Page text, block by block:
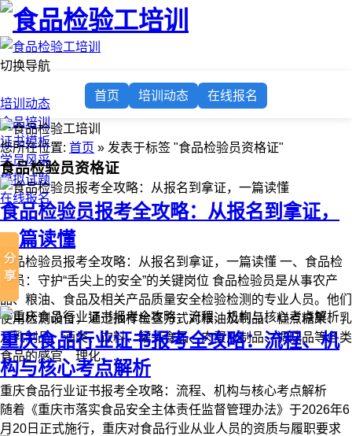
切换导航
培训动态
食品培训
证书模板
学员风采
模拟试题
在线报名
首页 培训动态 在线报名
您所在位置: 首页 » 发表于标签 "食品检验员资格证"
食品检验员资格证
食品检验员报考全攻略：从报名到拿证，
一篇读懂
食品检验员报考全攻略：从报名到拿证，一篇读懂 一、食品检
验员：守护“舌尖上的安全”的关键岗位 食品检验员是从事农产
品、粮油、食品及相关产品质量安全检验检测的专业人员。他们
使用检测设备，通过抽样检查方式对粮油及制品、糕点糖果、乳
及乳制品、酒类、饮料、罐头食品、肉蛋及制品、调味品等各类
食品的感官、理化、...
重庆食品行业证书报考全攻略：流程、机
构与核心考点解析
重庆食品行业证书报考全攻略：流程、机构与核心考点解析
随着《重庆市落实食品安全主体责任监督管理办法》于2026年6
月20日正式施行，重庆对食品行业从业人员的资质与履职要求